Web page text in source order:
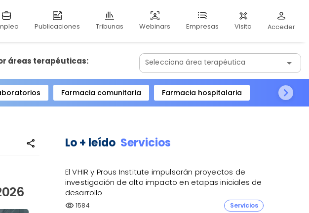
Publicaciones Tribunas Webinars Empresas Visita Acceder
áreas terapéuticas: Selecciona área terapéutica arrow_drop_down
Farmacia comunitaria
Farmacia hospitalaria
share Lo + leído Servicios
El VHIR y Prous Institute impulsarán proyectos de
investigación de alto impacto en etapas iniciales de
desarrollo
visibility 1584 Servicios